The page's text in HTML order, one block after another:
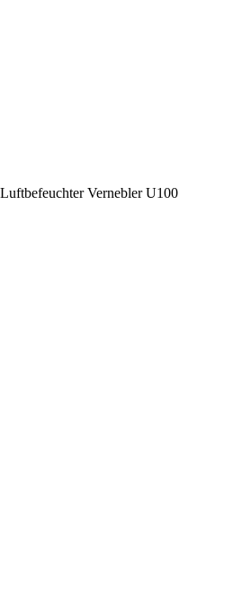
Vernebler U100